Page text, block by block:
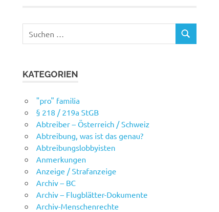
nach:
SUCHEN
KATEGORIEN
"pro" familia
§ 218 / 219a StGB
Abtreiber – Österreich / Schweiz
Abtreibung, was ist das genau?
Abtreibungslobbyisten
Anmerkungen
Anzeige / Strafanzeige
Archiv – BC
Archiv – Flugblätter-Dokumente
Archiv-Menschenrechte